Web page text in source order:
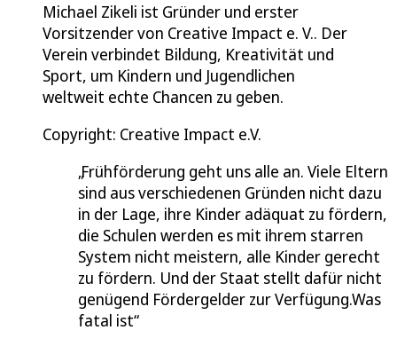
Michael Zikeli ist Gründer und erster
Vorsitzender von Creative Impact e. V.. Der
Verein verbindet Bildung, Kreativität und
Sport, um Kindern und Jugendlichen
weltweit echte Chancen zu geben.
Copyright: Creative Impact e.V.
Frühförderung geht uns alle an. Viele Eltern
sind aus verschiedenen Gründen nicht dazu
in der Lage, ihre Kinder adäquat zu fördern,
die Schulen werden es mit ihrem starren
System nicht meistern, alle Kinder gerecht
zu fördern. Und der Staat stellt dafür nicht
genügend Fördergelder zur Verfügung.Was
fatal ist